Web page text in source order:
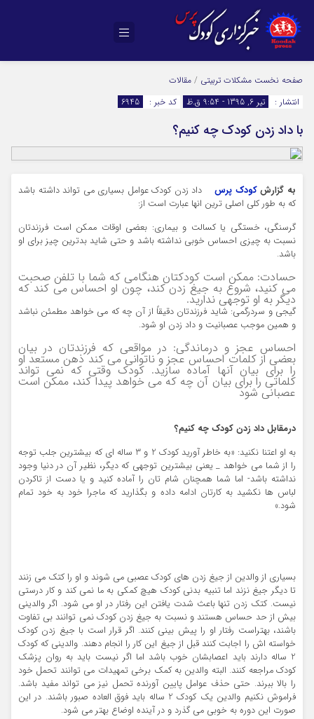
صفحه نخست مشکلات تربیتی / مقالات
انتشار :
تیر 6, 1395 - 9:54 ق.ظ کد خبر : 6945
با داد زدن کودک چه کنیم؟
به گزارشکودک پرسداد زدن کودک عوامل بسیاری می تواند داشته باشد
که به طور کلی اصلی ترین انها عبارت است از:
گرسنگی، خستگی یا کسالت و بیماری: بعضی اوقات ممکن است فرزندتان
نسبت به چیزی احساس خوبی نداشته باشد و حتی شاید بدترین چیز برای او
باشد.
حسادت: ممکن است کودکتان هنگامی که شما با تلفن صحبت
می کنید، شروع به جیغ زدن کند، چون او احساس می کند که
دیگر به او توجهی ندارید.
گیجی و سردرگمی: شاید فرزندتان دقیقاً از آن چه که می خواهد مطمئن نباشد
و همین موجب عصبانیت و داد زدن او شود.
احساس عجز و درماندگی: در مواقعی که فرزندتان در بیان
بعضی از کلمات احساس عجز و ناتوانی می کند ذهن مستعد او
را برای بیان آنها آماده سازید. کودک وقتی که نمی تواند
کلماتی را برای بیان آن چه که می خواهد پیدا کند، ممکن است
عصبانی شود
درمقابل داد زدن کودک چه کنیم؟
به او اعتنا نکنید: «به خاطر آورید کودک 2 و 3 ساله ای که بیشترین جلب توجه
را از شما می خواهد _ یعنی بیشترین توجهی که دیگر، نظیر آن در دنیا وجود
نداشته باشد- اما شما همچنان شام تان را آماده کنید و یا دست از تاکردن
لباس ها نکشید به کارتان ادامه داده و بگذارید که ماجرا خود به خود تمام
شود.»
بسیاری از والدین از جیغ زدن های کودک عصبی می شوند و او را کتک می زنند
تا دیگر جیغ نزند اما تنبیه بدنی کودک هیچ کمکی به ما نمی کند و کار درستی
نیست. کتک زدن تنها باعث شدت یافتن این رفتار در او می شود. اگر والدینی
بیش از حد حساس هستند و نسبت به جیغ زدن کودک نمی توانند بی تفاوت
باشند، بهتراست رفتار او را پیش بینی کنند. اگر قرار است با جیغ زدن کودک
خواسته اش را اجابت کنند قبل از جیغ این کار را انجام دهند. والدینی که کودک
2 ساله دارند باید اعصابشان خوب باشد اما اگر نیست باید به روان پزشک
کودک مراجعه کنند. البته والدین به کمک برخی تمهیدات می توانند تحمل خود
را بالا ببرند. حتی حذف عوامل پایین آورنده تحمل نیز می تواند مفید باشد.
فراموش نکنیم والدین یک کودک 2 ساله باید فوق العاده صبور باشند. در این
صورت این دوره به خوبی می گذرد و در آینده اوضاع بهتر می شود.